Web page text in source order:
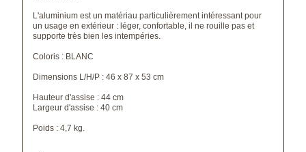
L'aluminium est un matériau particulièrement intéressant pour
un usage en extérieur : léger, confortable, il ne rouille pas et
supporte très bien les intempéries.
Coloris : BLANC
Dimensions L/H/P : 46 x 87 x 53 cm
Hauteur d'assise : 44 cm
Largeur d'assise : 40 cm
Poids : 4,7 kg.